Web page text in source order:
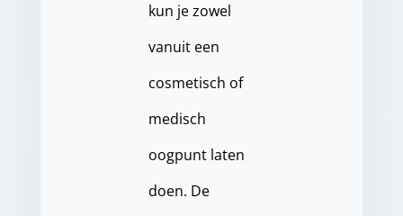
kun je zowel
vanuit een
cosmetisch of
medisch
oogpunt laten
doen. De